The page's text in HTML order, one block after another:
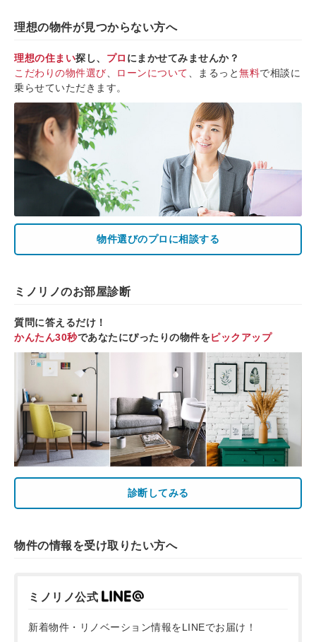
理想の物件が見つからない方へ
理想の住まい探し、 プロ にまかせてみませんか？
こだわりの物件選び
ローンについて 、まるっと無料で相談に
乗らせていただきます。
物件選びのプロに相談する
ミノリノのお部屋診断
質問に答えるだけ！
かんたん30秒であなたにぴったりの物件をピックアップ
診断してみる
物件の情報を受け取りたい方へ
ミノリノ公式
新着物件・リノベーション情報をLINEでお届け！